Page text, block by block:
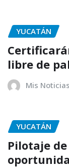
YUCATÁN
libre de
Mis Noticias
YUCATÁN
Pilotaje